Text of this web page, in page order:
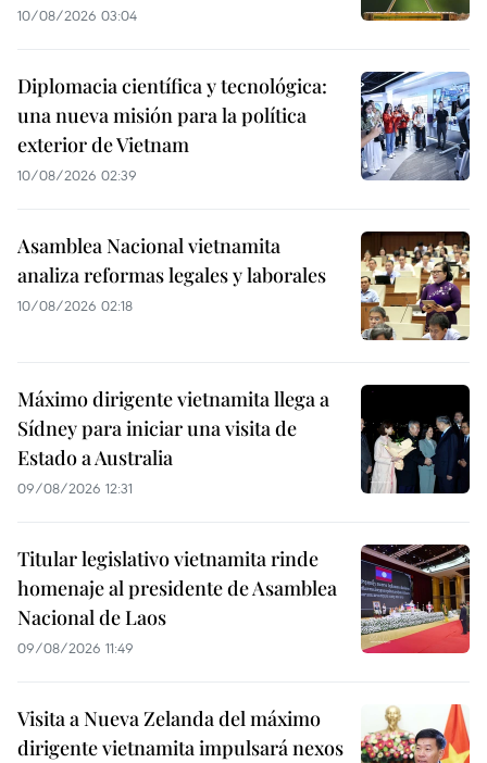
10/08/2026 03:04
Diplomacia científica y tecnológica:
una nueva misión para la política
exterior de Vietnam
10/08/2026 02:39
Asamblea Nacional vietnamita
analiza reformas legales y laborales
10/08/2026 02:18
Máximo dirigente vietnamita llega a
Sídney para iniciar una visita de
Estado a Australia
09/08/2026 12:31
Titular legislativo vietnamita rinde
homenaje al presidente de Asamblea
Nacional de Laos
09/08/2026 11:49
Visita a Nueva Zelanda del máximo
dirigente vietnamita impulsará nexos